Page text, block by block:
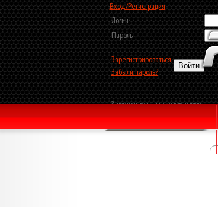
Вход/Регистрация
Логин
Пароль
Зарегистрироваться
Забыли пароль?
Запомнить меня на этом компьютере